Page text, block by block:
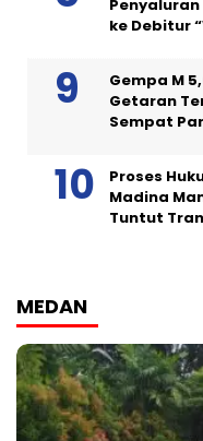
Penyaluran
ke Debitur
Gempa M
Getaran
Sempat
Proses
Madina
Tuntut
MEDAN